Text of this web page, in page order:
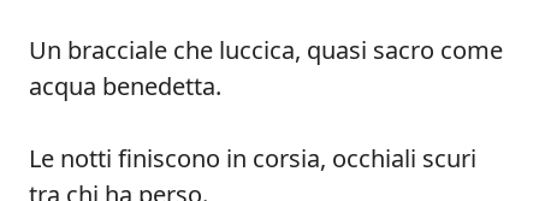
Un bracciale che luccica, quasi sacro come
acqua benedetta.
Le notti finiscono in corsia, occhiali scuri
tra chi ha perso.